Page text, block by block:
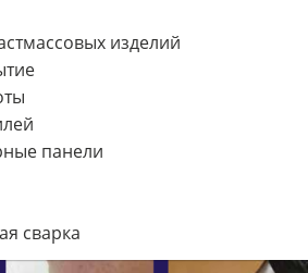
изделий
панели
сварка